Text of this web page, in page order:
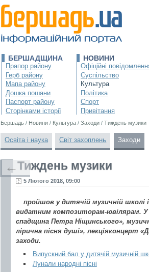
БЕРШАДЩИНА
Прапор району
Герб району
Мапа району
Дошка пошани
Паспорт району
Сторінками історії
НОВИНИ
Офіційні
Суспільство
Культура
Політика
Спорт
Привітання
Бершадь / Новини / Культура / Заходи / Тиждень музики
Освіта і наука Світ захоплень Заходи
Тиждень музики
5 Лютого 2018, 09:00
пройшов у дитячій музичній школі
видатним композиторам-ювілярам.
спадщина Петра Ніщинського»,
лірична пісня душі», лекціяконцерт
заходи.
Випускний бал у дитячій музичній
Лунали народні пісні
←